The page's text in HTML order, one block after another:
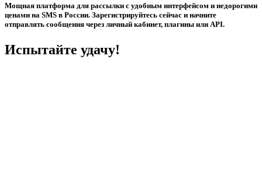
Мощная платформа для рассылки с удобным интерфейсом и недорогими
ценами на SMS в России. Зарегистрируйтесь сейчас и начните
отправлять сообщения через личный кабинет, плагины или API.
Испытайте удачу!